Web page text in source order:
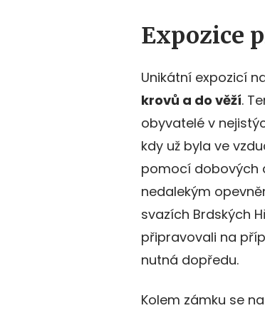
Expozice
Unikátní expozicí
krovů a do věží.
obyvatelé v
kdy už byla ve
pomocí dobových
nedalekým
svazích Brdských
připravovali na
nutná dopředu.
Kolem zámku se